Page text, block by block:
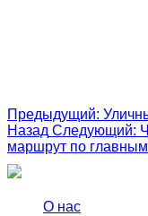
Предыдущий:
Назад Следующий:
маршрут по
О нас